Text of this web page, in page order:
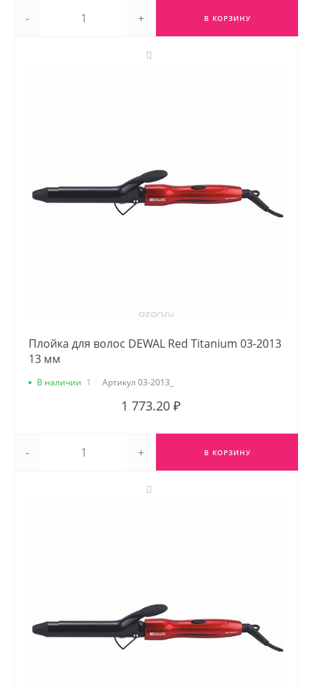
- + В КОРЗИНУ
Плойка для волос DEWAL Red Titanium 03-2013
13 мм
В наличии 1 Артикул 03-2013_
1 773.20 ₽
- + В КОРЗИНУ